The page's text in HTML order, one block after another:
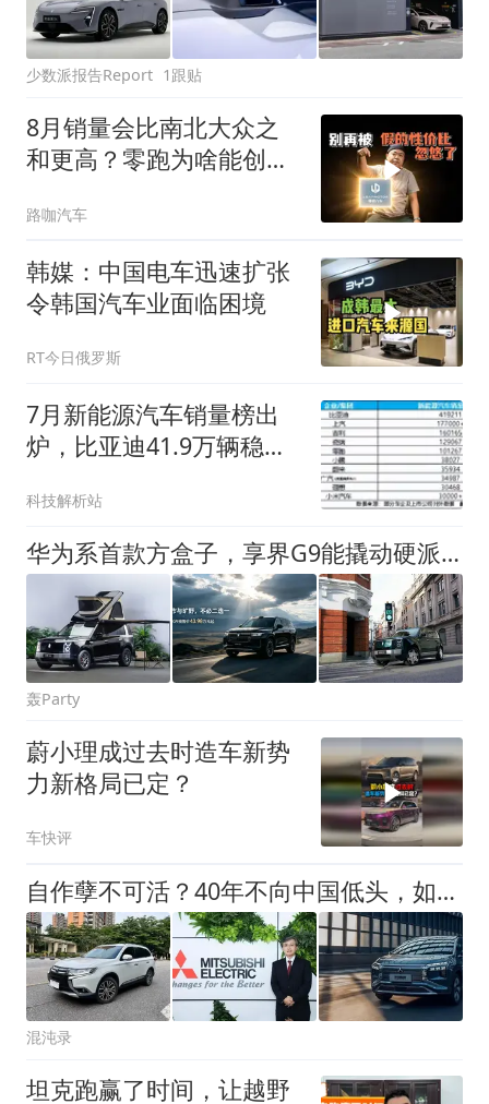
少数派报告Report 1跟贴
8月销量会比南北大众之
和更高？零跑为啥能创造
路咖汽车
韩媒：中国电车迅速扩张
令韩国汽车业面临困境
RT今日俄罗斯
7月新能源汽车销量榜出
炉，比亚迪41.9万辆稳居
科技解析站
华为系首款方盒子，享界G9能撬动硬派越野市场吗？
轰Party
蔚小理成过去时造车新势
力新格局已定？
车快评
自作孽不可活？40年不向中国低头，如今停产、裁员，落得一地鸡毛
混沌录
坦克跑赢了时间，让越野